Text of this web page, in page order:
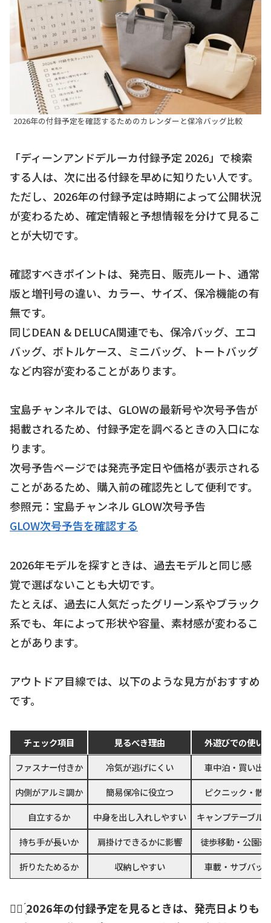
2026年の付録予定を確認するためのカレンダーと保冷バッグ比較
「ディーンアンドデルーカ付録予定 2026」で検索
する人は、次に出る付録を早めに知りたい人です。
ただし、2026年の付録予定は時期によって公開状況
が変わるため、確定情報と予想情報を分けて見るこ
とが大切です。
確認すべきポイントは、発売日、販売ルート、通常
版と増刊号の違い、カラー、サイズ、保冷機能の有
無です。
同じDEAN & DELUCA関連でも、保冷バッグ、エコ
バッグ、ボトルケース、ミニバッグ、トートバッグ
など内容が変わることがあります。
宝島チャンネルでは、GLOWの最新号や次号予告が
掲載されるため、付録予定を調べるときの入口にな
ります。
次号予告ページでは発売予定日や価格が表示される
ことがあるため、購入前の確認先として便利です。
参照元：宝島チャンネル GLOW次号予告
GLOW次号予告を確認する
2026年モデルを探すときは、過去モデルと同じ感
覚で選ばないことも大切です。
たとえば、過去に人気だったグリーン系やブラック
系でも、年によって形状や容量、素材感が変わるこ
とがあります。
アウトドア目線では、以下のような見方がおすすめ
です。
チェック項目 見るべき理由
外遊びでの使い
ファスナー付きか
冷気が逃げにくい
車中泊・買い出
内側がアルミ調か
簡易保冷に役立つ
ピクニック・散
自立するか
中身を出し入れしやすい
キャンプテーブル
持ち手が長いか
肩掛けできるかに影響
徒歩移動・公園遊
折りたためるか
収納しやすい 車載・サブバッ
☝🏻 ̖́2026年の付録予定を見るときは、発売日よりも